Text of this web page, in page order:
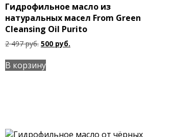
Гидрофильное масло из
натуральных масел From Green
Cleansing Oil Purito
2 497руб. Первоначальная
составляла
2
500 руб.
В корзину